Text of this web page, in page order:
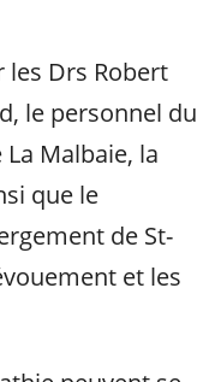
Drs Robert
le personnel du
Malbaie, la
que le
de St-
et les